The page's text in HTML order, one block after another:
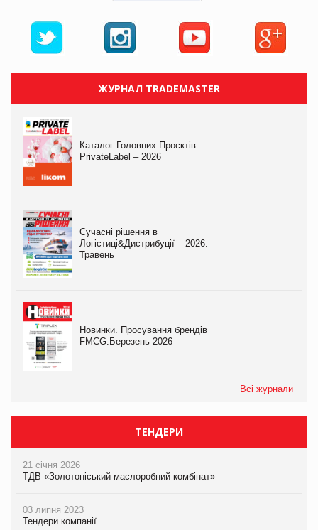
ЖУРНАЛ TRADEMASTER
Каталог Головних Проєктів
PrivateLabel – 2026
Сучасні рішення в
Логістиці&Дистрибуції – 2026.
Травень
Новинки. Просування брендів
FMCG.Березень 2026
Всі журнали
ТЕНДЕРИ
21 січня 2026
ТДВ «Золотоніський маслоробний комбінат»
03 липня 2023
Тендери компанії